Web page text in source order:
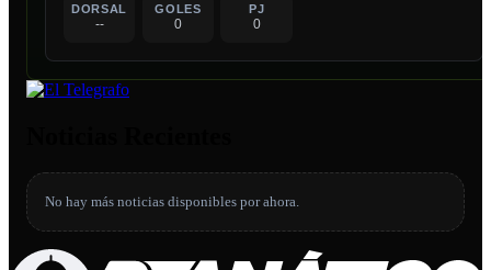
DORSAL
--
GOLES
0
PJ
0
No hay más noticias disponibles por ahora.